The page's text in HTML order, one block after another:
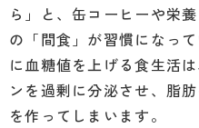
ら」と、缶コーヒーや栄
の「間食」が習慣になっ
に血糖値を上げる食生活
ンを過剰に分泌させ、脂
を作ってしまいます。